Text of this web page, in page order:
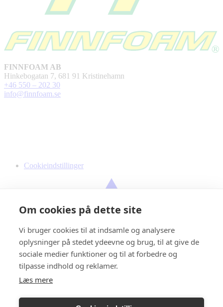
Om cookies på dette site
Vi bruger cookies til at indsamle og analysere
oplysninger på stedet ydeevne og brug, til at give de
sociale medier funktioner og til at forbedre og
tilpasse indhold og reklamer.
Læs mere
FINNFOAM AB
Hinkebogatan 7, 681 91 Kristinehamn
+46 550 – 202 30
info@finnfoam.se
Cookieindstillinger